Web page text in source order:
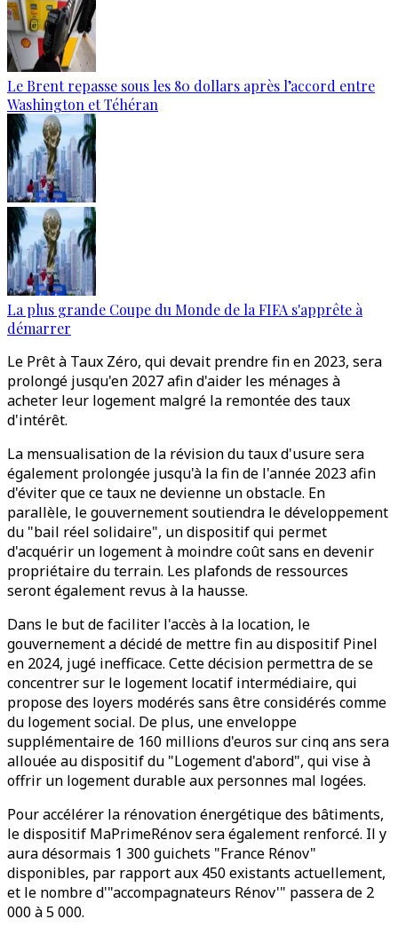
Le Brent repasse sous les 80 dollars après l’accord entre
Washington et Téhéran
La plus grande Coupe du Monde de la FIFA s'apprête à
démarrer
Le Prêt à Taux Zéro, qui devait prendre fin en 2023, sera
prolongé jusqu'en 2027 afin d'aider les ménages à
acheter leur logement malgré la remontée des taux
d'intérêt.
La mensualisation de la révision du taux d'usure sera
également prolongée jusqu'à la fin de l'année 2023 afin
d'éviter que ce taux ne devienne un obstacle. En
parallèle, le gouvernement soutiendra le développement
du "bail réel solidaire", un dispositif qui permet
d'acquérir un logement à moindre coût sans en devenir
propriétaire du terrain. Les plafonds de ressources
seront également revus à la hausse.
Dans le but de faciliter l'accès à la location, le
gouvernement a décidé de mettre fin au dispositif Pinel
en 2024, jugé inefficace. Cette décision permettra de se
concentrer sur le logement locatif intermédiaire, qui
propose des loyers modérés sans être considérés comme
du logement social. De plus, une enveloppe
supplémentaire de 160 millions d'euros sur cinq ans sera
allouée au dispositif du "Logement d'abord", qui vise à
offrir un logement durable aux personnes mal logées.
Pour accélérer la rénovation énergétique des bâtiments,
le dispositif MaPrimeRénov sera également renforcé. Il y
aura désormais 1 300 guichets "France Rénov"
disponibles, par rapport aux 450 existants actuellement,
et le nombre d'"accompagnateurs Rénov'" passera de 2
000 à 5 000.